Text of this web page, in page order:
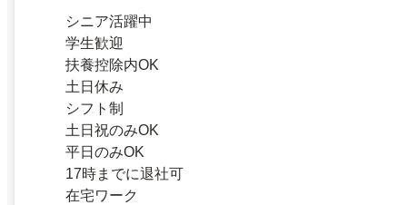
シニア活躍中
学生歓迎
扶養控除内OK
土日休み
シフト制
土日祝のみOK
平日のみOK
17時までに退社可
在宅ワーク